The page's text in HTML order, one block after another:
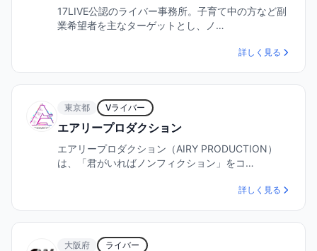
17LIVE公認のライバー事務所。子育て中の方など副
業希望者を主なターゲットとし、ノ…
詳しく見る
東京都 Vライバー
エアリープロダクション
エアリープロダクション（AIRY PRODUCTION）
は、「君がいればノンフィクション」をコ…
詳しく見る
大阪府 ライバー